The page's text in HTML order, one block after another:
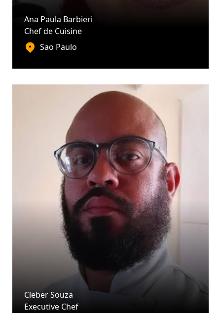
Ana Paula Barbieri
Chef de Cuisine
Sao Paulo
Cleber Souza
Executive Chef